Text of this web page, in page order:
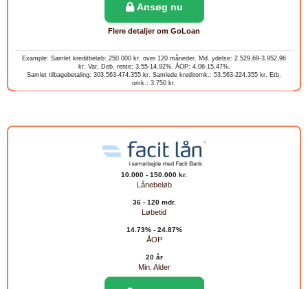
Ansøg nu
Flere detaljer om GoLoan
Example: Samlet kreditbeløb: 250.000 kr. over 120 måneder. Md. ydelse: 2.529,69-3.952,96
kr. Var. Deb. rente: 3,55-14,92%. ÅOP: 4,06-15,47%.
Samlet tilbagebetaling: 303.563-474.355 kr. Samlede kreditomk.: 53.563-224.355 kr. Etb.
omk.: 3.750 kr.
10.000 - 150.000 kr.
Lånebeløb
36 - 120 mdr.
Løbetid
14.73% - 24.87%
ÅOP
20 år
Min. Alder